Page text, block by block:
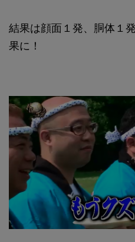
結果は顔面１発、胴体１
果に！